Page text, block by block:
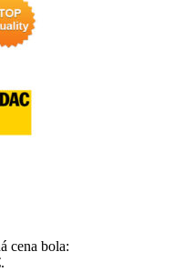
cena bola: